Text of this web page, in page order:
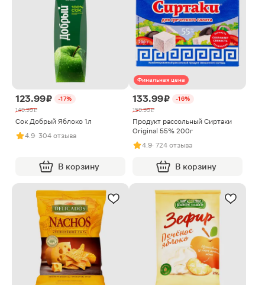
123.99 ₽
-17%
149.99 ₽
Сок Добрый Яблоко 1л
4.9· 304 отзыва
В корзину
Финальная цена
133.99 ₽
-16%
159.99 ₽
Продукт рассольный Сиртаки
Original 55% 200г
4.9· 724 отзыва
В корзину